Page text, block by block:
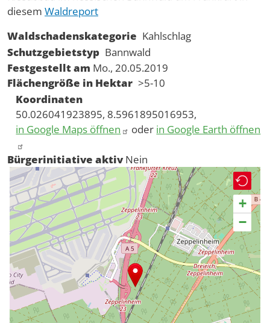
diesem Waldreport
Waldschadenskategorie Kahlschlag
Schutzgebietstyp Bannwald
Festgestellt am Mo., 20.05.2019
Flächengröße in Hektar >5-10
Koordinaten
50.026041923895, 8.5961895016953,
in Google Maps öffnen
oder in Google Earth öffnen
Bürgerinitiative aktiv Nein
+
−